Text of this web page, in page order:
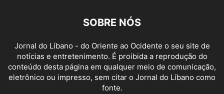
SOBRE NÓS
Jornal do Líbano - do Oriente ao Ocidente o seu site de
notícias e entretenimento. É proibida a reprodução do
conteúdo desta página em qualquer meio de comunicação,
eletrônico ou impresso, sem citar o Jornal do Líbano como
fonte.